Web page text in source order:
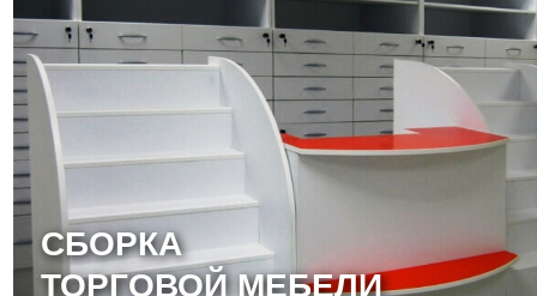
СБОРКА
ТОРГОВОЙ МЕБЕЛИ